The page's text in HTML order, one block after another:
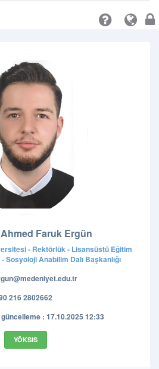
Faruk Ergün
- Rektörlük - Lisansüstü Eğitim
Sosyoloji Anabilim Dalı Başkanlığı
216 2802662
: 17.10.2025 12:33
YÖKSIS